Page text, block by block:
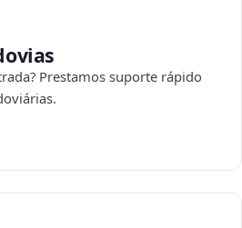
Prestamos suporte rápido